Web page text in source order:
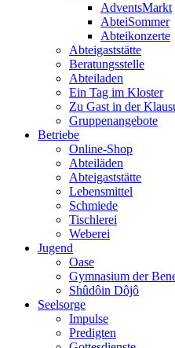
AdventsMarkt
AbteiSommer
Abteikonzerte
Abteigaststätte
Beratungsstelle
Abteiladen
Ein Tag im Kloster
Zu Gast in der
Gruppenangebote
Betriebe
Online-Shop
Abteiläden
Abteigaststätte
Lebensmittel
Schmiede
Tischlerei
Weberei
Jugend
Oase
Gymnasium der
Shûdôin Dôjô
Seelsorge
Impulse
Predigten